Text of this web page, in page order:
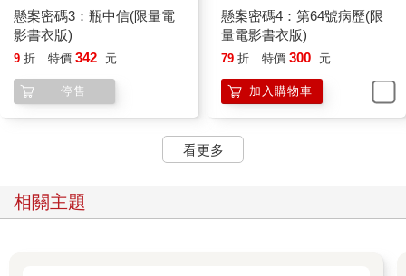
我隸屬於伯恩霍姆派出所，目前派駐在倫納。不過明天我就退休
了，謝天謝地。」他的笑聲似乎有點緊張。「時代變了，我這個
工作已經沒那麼有趣。算了，我們大家的情況應該相去不遠。不
岸，真的是所有一切。嗯，這也是我打電話來的原因。」
卡爾頭垂到胸前。這個人如果打算丟案子給他們，一定得馬上阻
蘭比距離丹麥還要近的小島進行調查。
得把你轉給樓上的同事。很遺憾，我們特殊懸案組目前沒有能力
處理。」
懸案密碼3：瓶中信(限量電
影書衣版)
9 折 特價 342 元
停售
懸案密碼4：第64號病歷(限
量電影書衣版)
79 折 特價 300 元
加入購物車
看更多
相關主題